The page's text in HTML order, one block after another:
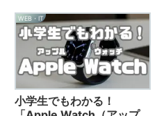
WEB・IT
小学生でもわかる！